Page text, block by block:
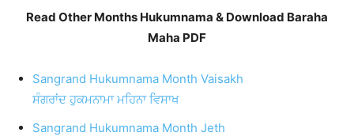
Read Other Months Hukumnama & Download Baraha
Maha PDF
Sangrand Hukumnama Month Vaisakh
ਸੰਗਰਾਂਦ ਹੁਕਮਨਾਮਾ ਮਹਿਨਾ ਵਿਸਾਖ
Sangrand Hukumnama Month Jeth